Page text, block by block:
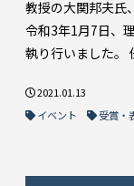
教授の大関邦夫氏
令和3年1月7日、
執り行いました。
2021.01.13
イベント
受賞・